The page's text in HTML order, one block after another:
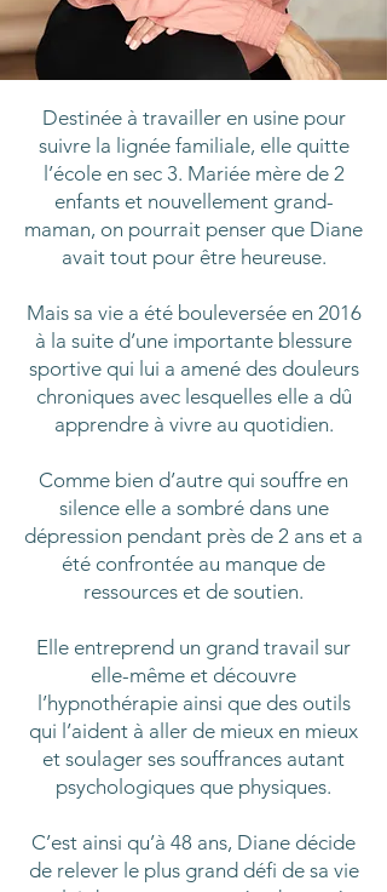
Destinée à travailler en usine pour
suivre la lignée familiale, elle quitte
l’école en sec 3. Mariée mère de 2
enfants et nouvellement grand-
maman, on pourrait penser que Diane
avait tout pour être heureuse.
Mais sa vie a été bouleversée en 2016
à la suite d’une importante blessure
sportive qui lui a amené des douleurs
chroniques avec lesquelles elle a dû
apprendre à vivre au quotidien.
Comme bien d’autre qui souffre en
silence elle a sombré dans une
dépression pendant près de 2 ans et a
été confrontée au manque de
ressources et de soutien.
Elle entreprend un grand travail sur
elle-même et découvre
l’hypnothérapie ainsi que des outils
qui l’aident à aller de mieux en mieux
et soulager ses souffrances autant
psychologiques que physiques.
C’est ainsi qu’à 48 ans, Diane décide
de relever le plus grand défi de sa vie